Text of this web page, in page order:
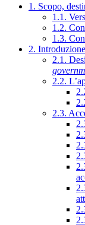
1. Scopo,
1.1.
1.2.
1.3.
2.
2.1.
2.2.
2.3.